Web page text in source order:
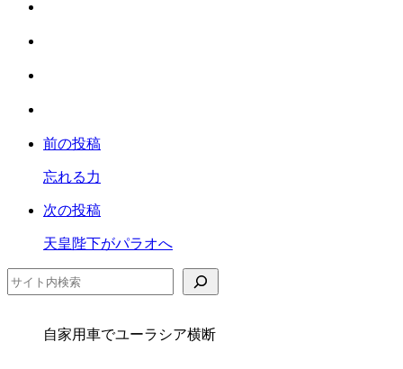
ク
マ
ー
に
存
ア
シ
ア
前の投稿
忘れる力
次の投稿
天皇陛下がパラオへ
検索
自家用車でユーラシア横断